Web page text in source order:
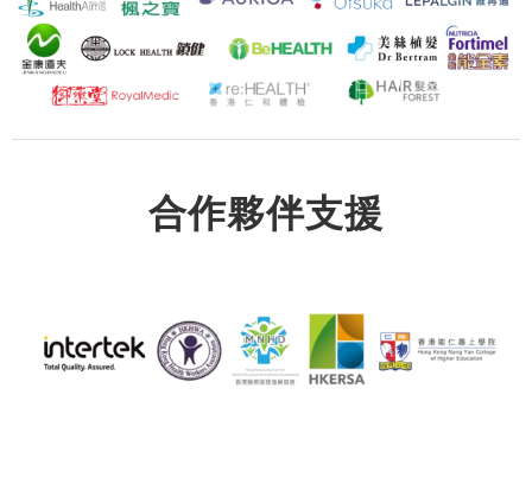
合作夥伴支援